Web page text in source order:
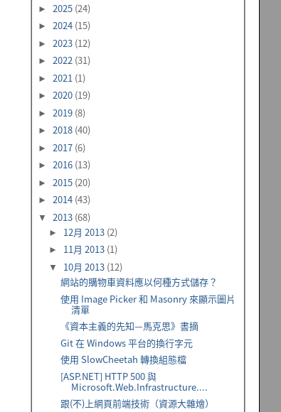
► 2025 (24)
► 2024 (15)
► 2023 (12)
► 2022 (31)
► 2021 (1)
► 2020 (19)
► 2019 (8)
► 2018 (40)
► 2017 (6)
► 2016 (13)
► 2015 (20)
► 2014 (43)
▼ 2013 (68)
► 12月 2013 (2)
► 11月 2013 (1)
▼ 10月 2013 (12)
網站的購物車資料應以何種方式儲存？
使用 Image Picker 和 Masonry 來顯示圖片
清單
《資本主義的先知—馬克思》書摘
Git 在 Windows 平台的換行字元
使用 SlowCheetah 轉換組態檔
[ASP.NET] HTTP 500 與
Microsoft.Web.Infrastructure....
跟(不)上網頁前端技術（資源大雜燴）